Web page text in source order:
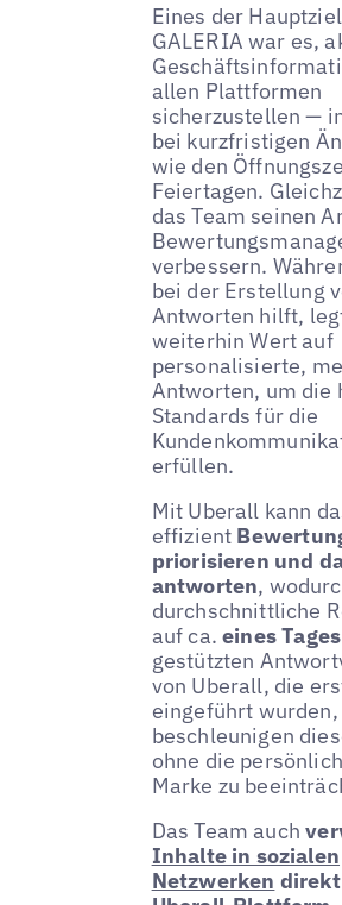
Eines der
GALERIA war es,
allen Plattformen
sicherzustellen —
bei kurzfristigen
wie den
Feiertagen.
das Team seinen
verbessern.
bei der Erstellung
Antworten hilft,
weiterhin Wert auf
personalisierte,
Antworten, um die
Standards für die
erfüllen.
Mit Uberall kann
effizient
priorisieren und
antworten,
durchschnittliche
auf ca.eines Tages
gestützten
von Uberall, die
eingeführt wurden,
beschleunigen
ohne die
Marke zu
Das Team auch
Inhalte in sozialen
Netzwerken